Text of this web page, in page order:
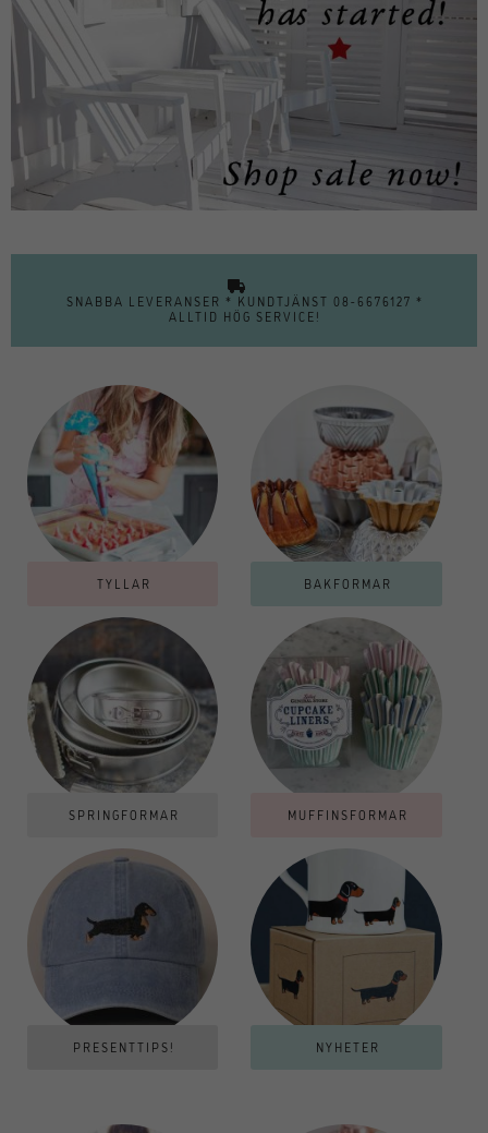
SNABBA LEVERANSER * KUNDTJÄNST 08-6676127 *
ALLTID HÖG SERVICE!
TYLLAR BAKFORMAR
SPRINGFORMAR MUFFINSFORMAR
PRESENTTIPS! NYHETER